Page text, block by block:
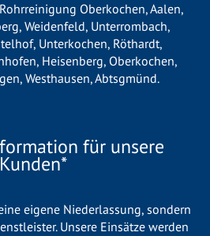
Rohrreinigung Oberkochen,Aalen,
, Weidenfeld, Unterrombach,
, Unterkochen, Röthardt,
, Heisenberg, Oberkochen,
, Westhausen,Abtsgmünd.
für unsere
Kunden*
eigene Niederlassung, sondern
Unsere Einsätze werden